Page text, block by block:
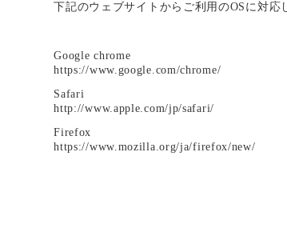
下記のウェブサイトからご利用のOSに対応
Google chrome
https://www.google.com/chrome/
Safari
http://www.apple.com/jp/safari/
Firefox
https://www.mozilla.org/ja/firefox/new/